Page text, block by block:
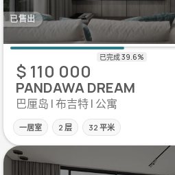
已售出
$ 110 000
PANDAWA DREAM
巴厘岛 | 布吉特 | 公寓
一居室 2 层 32 平米